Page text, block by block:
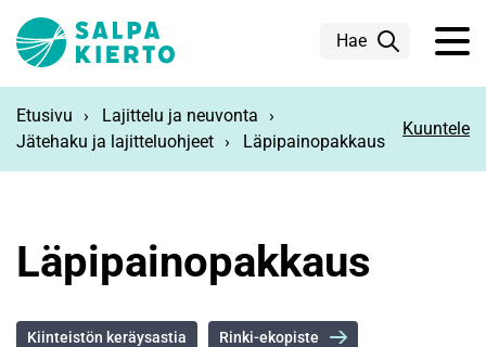
Hae
Etusivu
Lajittelu ja neuvonta
Jätehaku ja lajitteluohjeet
Läpipainopakkaus
Kuuntele
Läpipainopakkaus
Kiinteistön keräysastia Rinki-ekopiste